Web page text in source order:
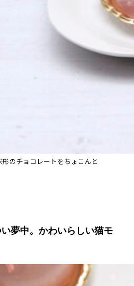
のチョコレートをちょこんと
夢中。かわいらしい猫モ